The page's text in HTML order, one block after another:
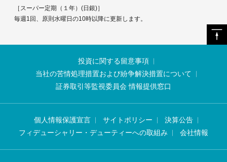
［スーパー定期（１年）(日銀)］
毎週1回、原則水曜日の10時以降に更新します。
投資に関する留意事項
当社の苦情処理措置および紛争解決措置について
証券取引等監視委員会 情報提供窓口
個人情報保護宣言 サイトポリシー
決算公告
フィデューシャリー・デューティーへの取組み
会社情報